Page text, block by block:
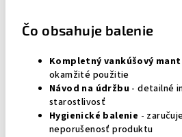
Čo obsahuje balenie
Kompletný vankúšový
okamžité použitie
Návod na údržbu - detailné
starostlivosť
Hygienické balenie -
neporušenosť produktu